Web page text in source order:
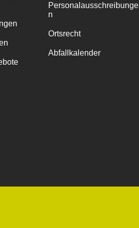
Personalausschreibunge
n
Ortsrecht
Abfallkalender